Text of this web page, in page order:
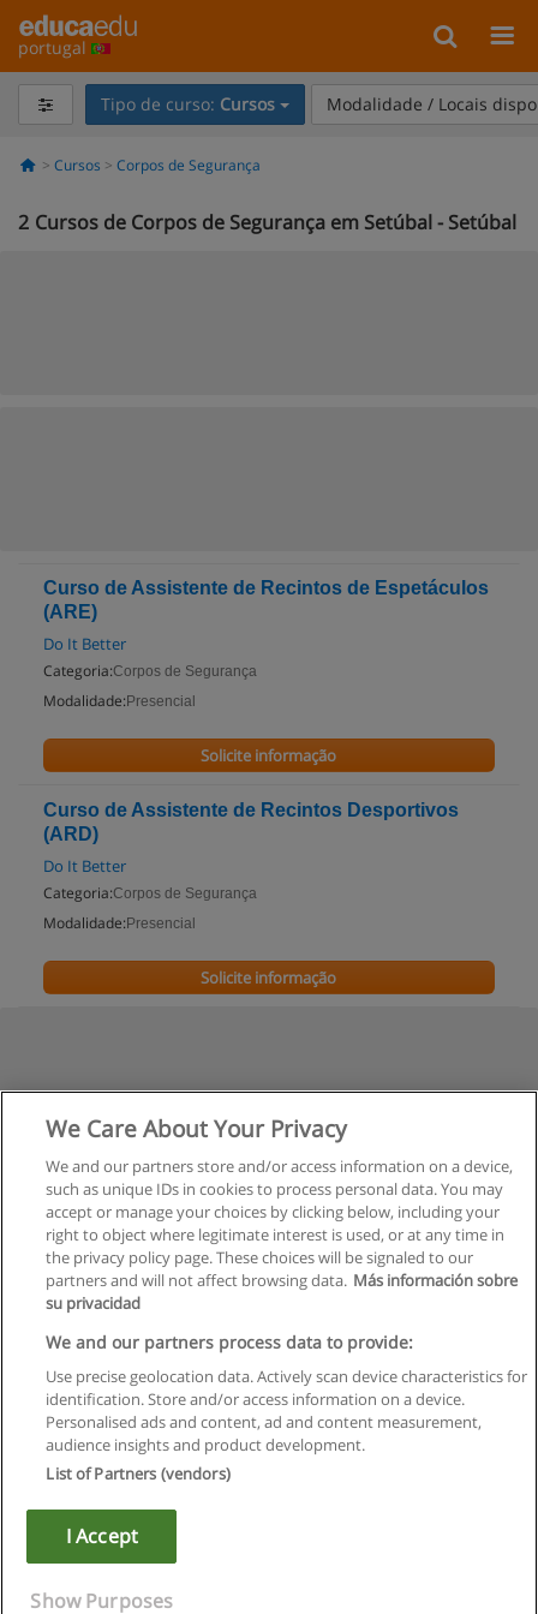
portugal
Tipo de curso: Cursos Modalidade / Locais
Cursos Corpos de Segurança
2 Cursos de Corpos de Segurança em Setúbal - Setúbal
Curso de Assistente de Recintos de Espetáculos
(ARE)
Do It Better
Categoria:Corpos de Segurança
Modalidade: Presencial
Solicite informação
Curso de Assistente de Recintos Desportivos
(ARD)
Do It Better
Categoria:Corpos de Segurança
Modalidade: Presencial
Solicite informação
Regras de uso
Privacidade de dados
Copyright © Educaedu Business S.L. - CIF : B-95610580: -
We Care About Your Privacy
We and our partners store and/or access information on a device,
such as unique IDs in cookies to process personal data. You may
accept or manage your choices by clicking below, including your
right to object where legitimate interest is used, or at any time in
the privacy policy page. These choices will be signaled to our
partners and will not affect browsing data. Más información sobre
su privacidad
We and our partners process data to provide:
Use precise geolocation data. Actively scan device characteristics for
identification. Store and/or access information on a device.
Personalised ads and content, ad and content measurement,
audience insights and product development.
List of Partners (vendors)
I Accept
Show Purposes